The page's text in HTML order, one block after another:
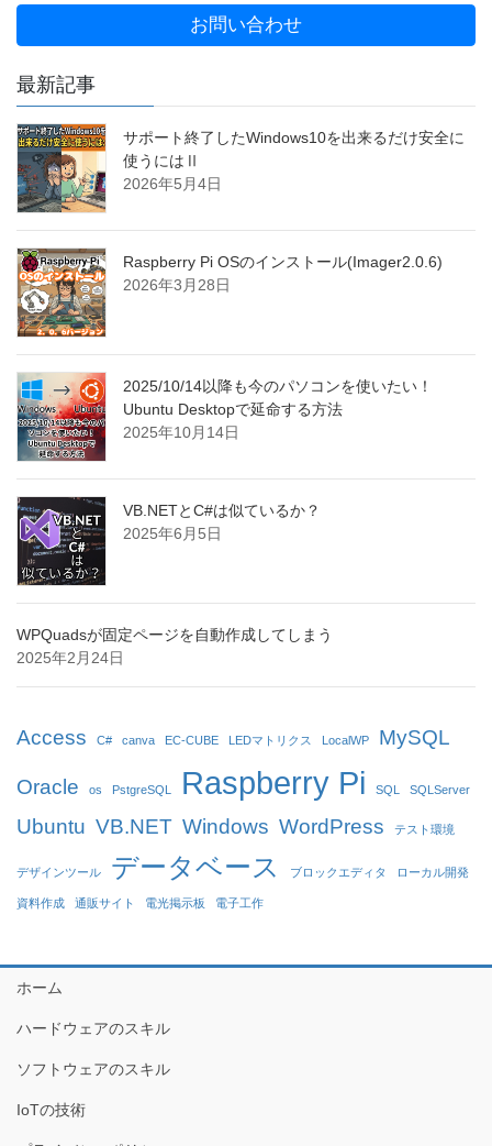
お問い合わせ
最新記事
サポート終了したWindows10を出来るだけ安全に
使うにはⅡ
2026年5月4日
Raspberry Pi OSのインストール(Imager2.0.6)
2026年3月28日
2025/10/14以降も今のパソコンを使いたい！
Ubuntu Desktopで延命する方法
2025年10月14日
VB.NETとC#は似ているか？
2025年6月5日
WPQuadsが固定ページを自動作成してしまう
2025年2月24日
Access C# canva EC-CUBE LEDマトリクス LocalWP MySQL
Oracle os PstgreSQL Raspberry Pi SQL SQLServer
Ubuntu VB.NET Windows WordPress テスト環境
デザインツール データベース ブロックエディタ ローカル開発
資料作成 通販サイト 電光掲示板 電子工作
ホーム
ハードウェアのスキル
ソフトウェアのスキル
IoTの技術